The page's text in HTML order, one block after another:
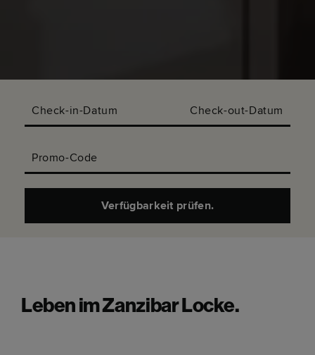
Check-in-Datum Check-out-Datum
Promo-Code
Verfügbarkeit prüfen.
Leben im Zanzibar Locke.